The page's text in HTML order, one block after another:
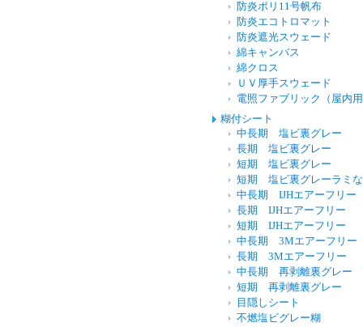
防炎ポリ11号帆布
防炎エコトロマット
防炎遮光スウェード
綿キャンバス
綿クロス
ＵＶ厚手スウェード
電照ファブリック（屋内
糊付シート
中長期 塩ビ裏グレー
長期 塩ビ裏グレー
短期 塩ビ裏グレー
短期 塩ビ裏グレーラミ
中長期 IJHエアーフリー
長期 IJHエアーフリー
短期 IJHエアーフリー
中長期 3Mエアーフリー
長期 3Mエアーフリー
中長期 再剥離裏グレー
短期 再剥離裏グレー
目隠しシート
不燃塩ビグレー糊